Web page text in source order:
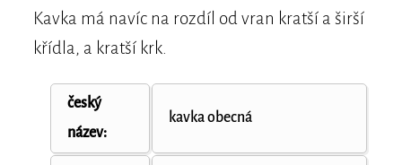
Kavka má navíc na rozdíl od vran kratší a širší
křídla, a kratší krk.
český
název:
kavka obecná